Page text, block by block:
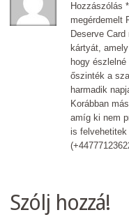
Hozzászólás
megérdemelt
Deserve
kártyát,
hogy
őszinték a
harmadik
Korábban
amíg ki nem
is felvehetitek
Szólj hozzá!